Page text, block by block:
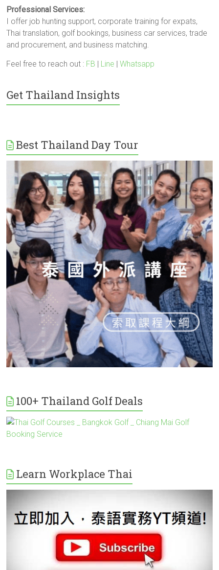
Professional Services:
I offer job hunting support, corporate training for expats,
Thai translation, golf bookings, business car services, trade
and procurement, and business matching.
Feel free to reach out : FB Line |Whatsapp
Get Thailand Insights
Best Thailand Day Tour
100+ Thailand Golf Deals
Learn Workplace Thai